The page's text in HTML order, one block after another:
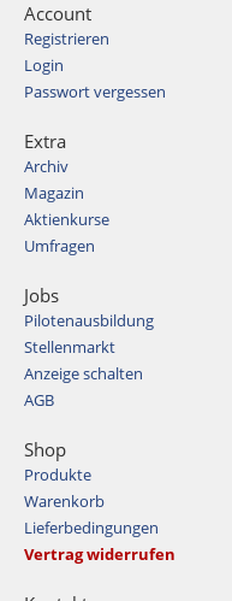
Account
Registrieren
Login
Passwort vergessen
Extra
Archiv
Magazin
Aktienkurse
Umfragen
Jobs
Pilotenausbildung
Stellenmarkt
Anzeige schalten
AGB
Shop
Produkte
Warenkorb
Lieferbedingungen
Vertrag widerrufen